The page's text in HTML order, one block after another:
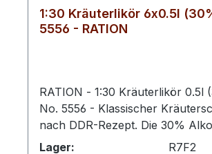
1:30 Kräuterlikör 6x0.5l
5556 - RATION
RATION - 1:30 Kräuterlikör 0.5l (30%Vol)
No. 5556 - Klassischer
nach DDR-Rezept. Die 30%
verleihen diesem Likör eine
Lager: R7F2